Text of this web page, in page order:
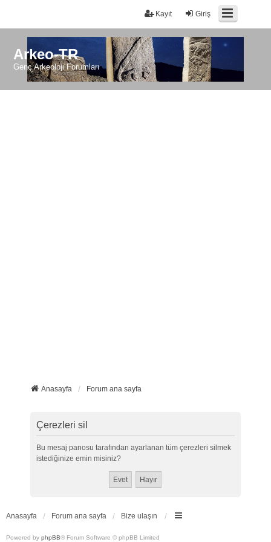
Giriş
Kayıt
Arkeo-TR
Genç Arkeoloji Forumları
Anasayfa Forum ana sayfa
Çerezleri sil
Bu mesaj panosu tarafından ayarlanan tüm çerezleri silmek
istediğinize emin misiniz?
Anasayfa Forum ana sayfa Bize ulaşın
Powered by phpBB® Forum Software © phpBB Limited